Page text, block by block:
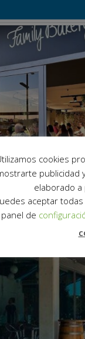
cookies
publicidad
elaborado a
aceptar
panel de